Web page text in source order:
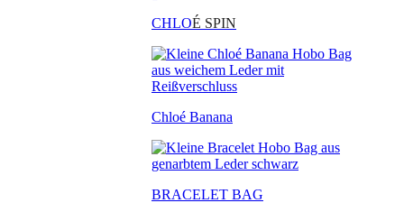
CHLOÉ SPIN
Chloé Banana
BRACELET BAG